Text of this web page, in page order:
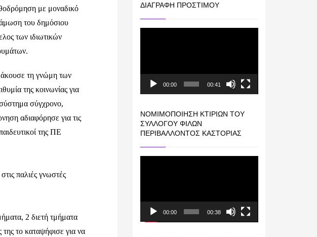
με μοναδικό
του δημόσιου
των ιδιωτικών
τη γνώμη των
της κοινωνίας για
σύγχρονο,
αδιαφόρησε για τις
της ΠΕ
παλιές γνωστές
2 διετή τμήματα
της το καταψήφισε για να
ΔΙΑΓΡΑΦΉ ΠΡΟΣΤΊΜΟΥ
00:00 00:41
ΝΟΜΙΜΟΠΟΊΗΣΗ ΚΤΙΡΊΩΝ ΤΟΥ
ΣΥΛΛΌΓΟΥ ΦΊΛΩΝ
ΠΕΡΙΒΆΛΛΟΝΤΟΣ ΚΑΣΤΟΡΙΆΣ
00:00 00:38